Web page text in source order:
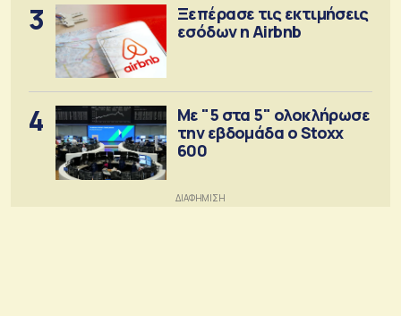
3
Ξεπέρασε τις εκτιμήσεις
εσόδων η Airbnb
4
Με "5 στα 5" ολοκλήρωσε
την εβδομάδα ο Stoxx
600